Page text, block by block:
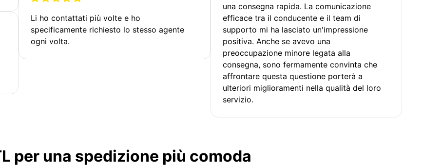
Li ho contattati più volte e ho
specificamente richiesto lo stesso agente
ogni volta.
una consegna rapida. La comunicazione
efficace tra il conducente e il team di
supporto mi ha lasciato un'impressione
positiva. Anche se avevo una
preoccupazione minore legata alla
consegna, sono fermamente convinta che
affrontare questa questione porterà a
ulteriori miglioramenti nella qualità del loro
servizio.
per una spedizione più comoda